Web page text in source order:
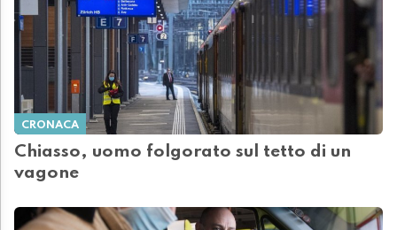
CRONACA
Chiasso, uomo folgorato sul tetto di un
vagone